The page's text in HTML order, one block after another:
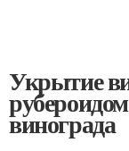
Укрытие
винограда